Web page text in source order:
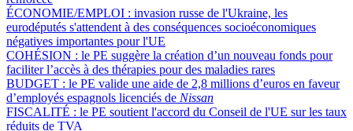
ÉCONOMIE/EMPLOI : invasion russe de l'Ukraine, les
eurodéputés s'attendent à des conséquences socioéconomiques
négatives importantes pour l'UE
COHÉSION : le PE suggère la création d’un nouveau fonds pour
faciliter l’accès à des thérapies pour des maladies rares
BUDGET : le PE valide une aide de 2,8 millions d’euros en faveur
d’employés espagnols licenciés de Nissan
FISCALITÉ : le PE soutient l'accord du Conseil de l'UE sur les taux
réduits de TVA